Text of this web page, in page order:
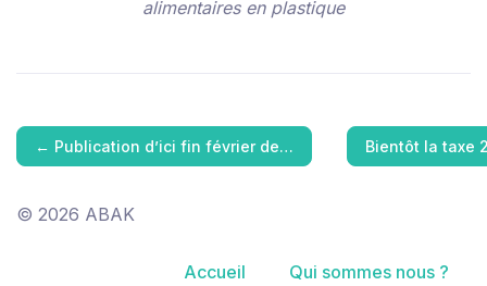
alimentaires en plastique
← Publication d’ici fin février de… Bientôt la taxe
© 2026 ABAK
Accueil Qui sommes nous ?